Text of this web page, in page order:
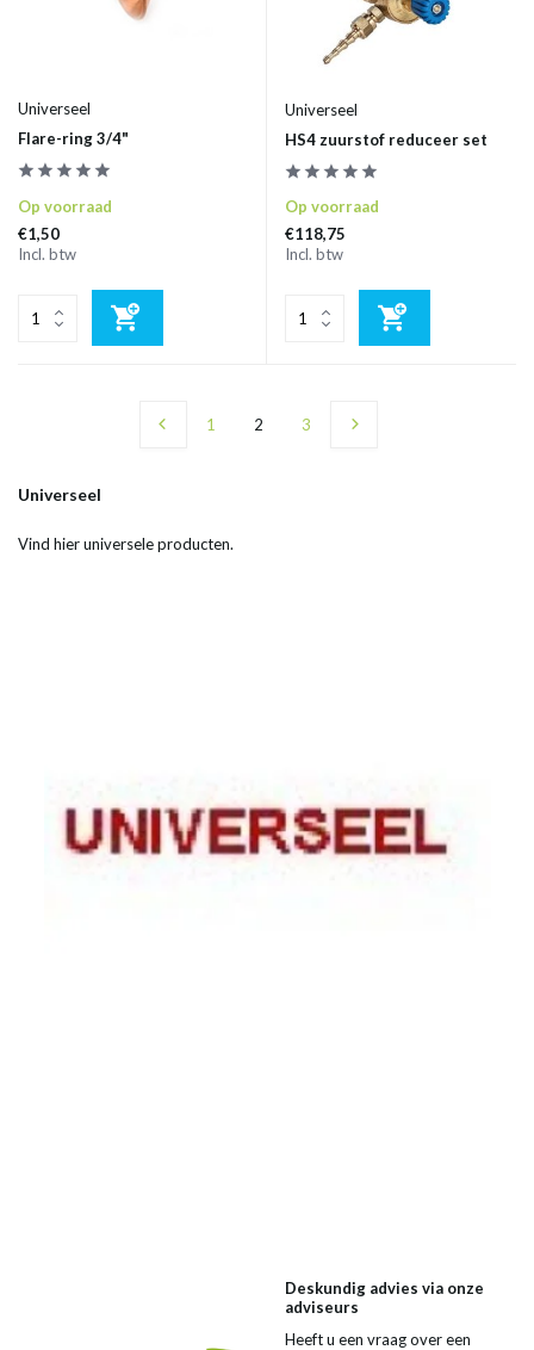
Universeel
Flare-ring 3/4"
Op voorraad
€1,50
Incl. btw
Universeel
HS4 zuurstof reduceer set
Op voorraad
€118,75
Incl. btw
1 2 3
Universeel
Vind hier universele producten.
Deskundig advies via onze
adviseurs
Heeft u een vraag over een